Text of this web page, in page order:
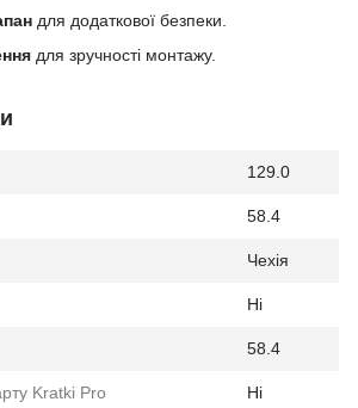
для додаткової безпеки.
для зручності монтажу.
129.0
58.4
Чехія
Ні
58.4
Kratki Pro Ні